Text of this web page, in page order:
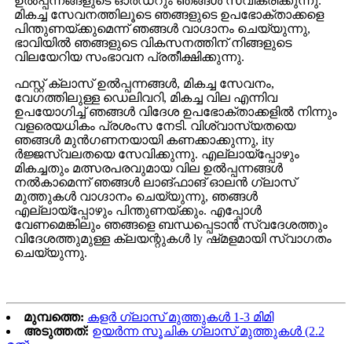
മികച്ച സേവനത്തിലൂടെ ഞങ്ങളുടെ ഉപഭോക്താക്കളെ
പിന്തുണയ്ക്കുമെന്ന് ഞങ്ങൾ വാഗ്ദാനം ചെയ്യുന്നു,
ഭാവിയിൽ ഞങ്ങളുടെ വികസനത്തിന് നിങ്ങളുടെ
വിലയേറിയ സംഭാവന പ്രതീക്ഷിക്കുന്നു.
ഫസ്റ്റ് ക്ലാസ് ഉൽ‌പ്പന്നങ്ങൾ‌, മികച്ച സേവനം,
വേഗത്തിലുള്ള ഡെലിവറി, മികച്ച വില എന്നിവ
ഉപയോഗിച്ച് ഞങ്ങൾ‌ വിദേശ ഉപഭോക്താക്കളിൽ‌ നിന്നും
വളരെയധികം പ്രശംസ നേടി. വിശ്വാസ്യതയെ
ഞങ്ങൾ മുൻ‌ഗണനയായി കണക്കാക്കുന്നു, ity
ർജ്ജസ്വലതയെ സേവിക്കുന്നു. എല്ലായ്‌പ്പോഴും
മികച്ചതും മത്സരപരവുമായ വില ഉൽ‌പ്പന്നങ്ങൾ‌
നൽ‌കാമെന്ന് ഞങ്ങൾ‌ ലാങ്‌ഫാങ്‌ ഓലൻ‌ ഗ്ലാസ്‌
മുത്തുകൾ‌ വാഗ്ദാനം ചെയ്യുന്നു, ഞങ്ങൾ‌
എല്ലായ്‌പ്പോഴും പിന്തുണയ്‌ക്കും. എപ്പോൾ
വേണമെങ്കിലും ഞങ്ങളെ ബന്ധപ്പെടാൻ സ്വദേശത്തും
വിദേശത്തുമുള്ള ക്ലയന്റുകൾ ly ഷ്‌മളമായി സ്വാഗതം
ചെയ്യുന്നു.
മുമ്പത്തെ: കളർ ഗ്ലാസ് മുത്തുകൾ 1-3 മിമി
അടുത്തത്: ഉയർന്ന സൂചിക ഗ്ലാസ് മുത്തുകൾ (2.2